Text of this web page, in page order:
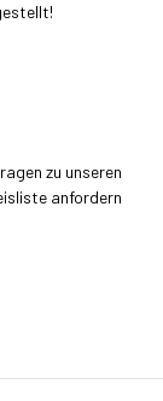
zu unseren
anfordern